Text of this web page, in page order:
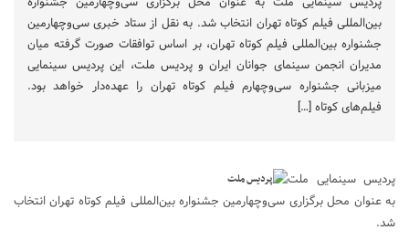
بین‌المللی فیلم کوتاه تهران انتخاب شد. به نقل از ستاد خبری سی‌وچهارمین
جشنواره بین‌المللی فیلم کوتاه تهران، بر اساس توافقات صورت گرفته میان
مدیران انجمن سینمای جوانان ایران و پردیس ملت، این پردیس سینمایی
میزبانی جشنواره سی‌وچهارم فیلم کوتاه تهران را عهده‌دار خواهد بود.
فیلم‌های کوتاه […]
پردیس سینمایی ملت
به عنوان محل برگزاری سی‌وچهارمین جشنواره بین‌المللی فیلم کوتاه تهران انتخاب
شد.